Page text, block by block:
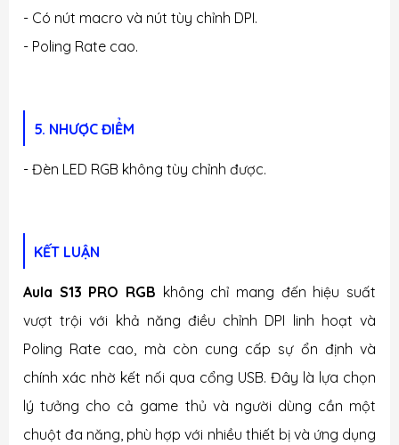
- Có nút macro và nút tùy chỉnh DPI.
- Poling Rate cao.
5. NHƯỢC ĐIỂM
- Đèn LED RGB không tùy chỉnh được.
KẾT LUẬN
Aula S13 PRO RGB không chỉ mang đến hiệu suất
vượt trội với khả năng điều chỉnh DPI linh hoạt và
Poling Rate cao, mà còn cung cấp sự ổn định và
chính xác nhờ kết nối qua cổng USB. Đây là lựa chọn
lý tưởng cho cả game thủ và người dùng cần một
chuột đa năng, phù hợp với nhiều thiết bị và ứng dụng